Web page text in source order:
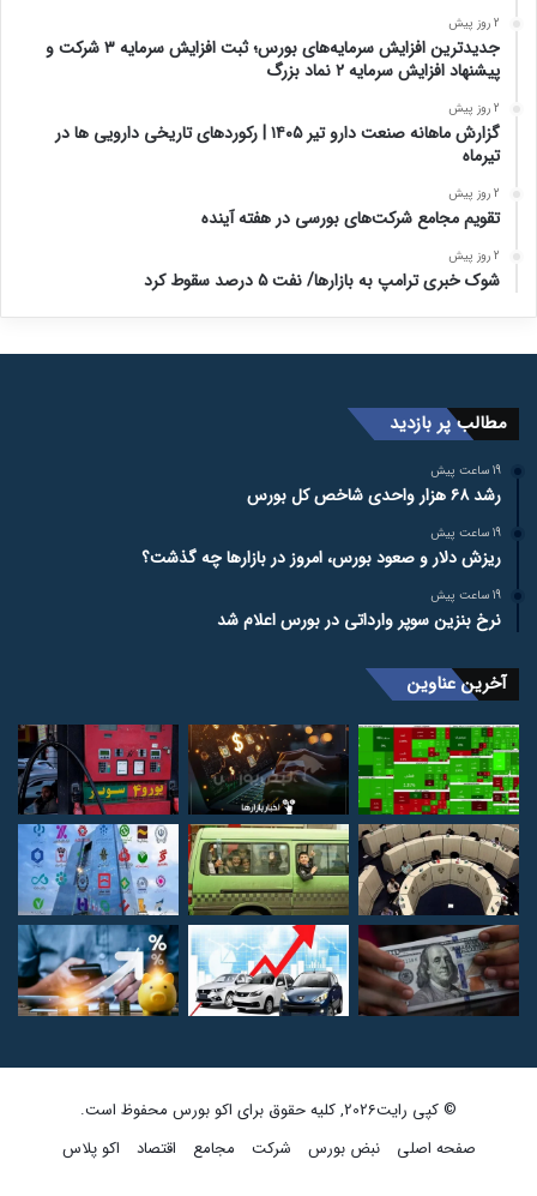
2 روز پیش
جدیدترین افزایش سرمایه‌های بورس؛ ثبت افزایش سرمایه ۳ شرکت و
پیشنهاد افزایش سرمایه ۲ نماد بزرگ
2 روز پیش
گزارش ماهانه صنعت دارو تیر ۱۴۰۵ | رکوردهای تاریخی دارویی ها در
تیرماه
2 روز پیش
تقویم مجامع شرکت‌های بورسی در هفته آینده
2 روز پیش
شوک خبری ترامپ به بازارها/ نفت ۵ درصد سقوط کرد
مطالب پر بازدید
19 ساعت پیش
رشد ۶۸ هزار واحدی شاخص کل بورس
19 ساعت پیش
ریزش دلار و صعود بورس، امروز در بازارها چه گذشت؟
19 ساعت پیش
نرخ بنزین سوپر وارداتی در بورس اعلام شد
آخرین عناوین
© کپی رایت2026, کلیه حقوق برای اکو بورس محفوظ است.
صفحه اصلی
نبض بورس شرکت مجامع اقتصاد اکو پلاس